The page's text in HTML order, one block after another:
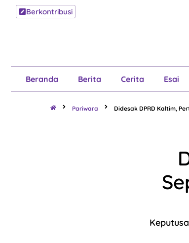
Berkontribusi
Beranda Berita Cerita Esai
Pariwara Didesak DPRD Kaltim,